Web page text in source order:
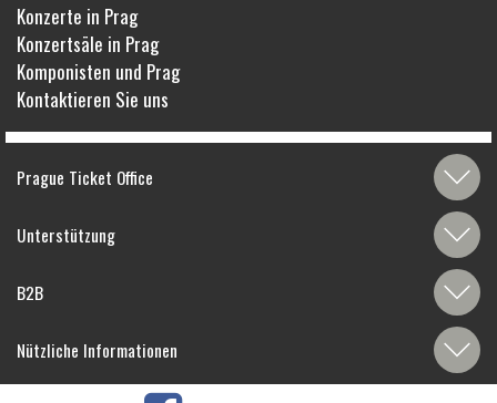
Konzerte in Prag
Konzertsäle in Prag
Komponisten und Prag
Kontaktieren Sie uns
Prague Ticket Office
Unterstützung
B2B
Nützliche Informationen